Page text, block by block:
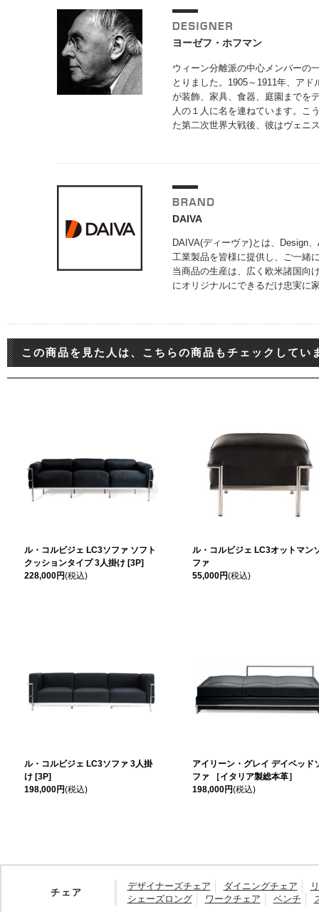
ヨーゼフ・ホフマン
ウィーン分離派の中心メンバーの
とりました。1905～1911年、ア
が装飾、家具、食器、庭園までを
人の１人に名を連ねています。こ
た第二次世界大戦後、彼はヴェニ
DAIVA
DAIVA(ディーヴァ)とは、Design
工業製品を皆様に提供し、ご一緒
当商品の生産は、広く欧米諸国向
にオリジナルにできるだけ忠実に
この商品を見た人は、こちらの商品もチェックしてい
ル・コルビジェ LC3ソファ ソフト
クッションタイプ 3人掛け [3P]
228,000円(税込)
ル・コルビジェ LC3オットマン
ファ
55,000円(税込)
ル・コルビジェ LC3ソファ 3人掛
け [3P]
198,000円(税込)
アイリーン・グレイ デイベッド
ファ ［イタリア製総本革］
198,000円(税込)
チェア
デザイナーズチェア ダイニングチェア
シェーズロング
ワークチェア ベンチ